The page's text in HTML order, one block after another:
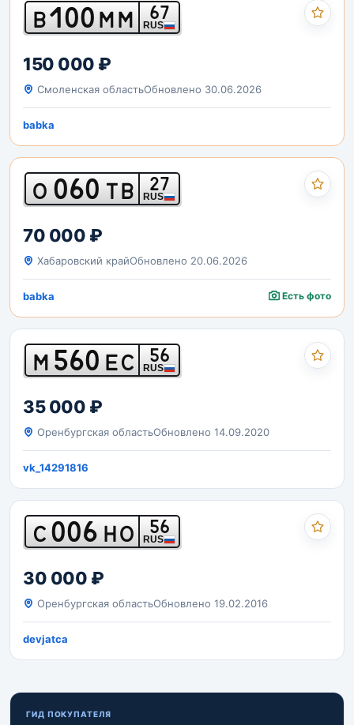
В100ММ 67
RUS
150 000 ₽
Смоленская областьОбновлено 30.06.2026
babka
О 060 ТВ 27
RUS
70 000 ₽
Хабаровский крайОбновлено 20.06.2026
babka Есть фото
М560 ЕС 56
RUS
35 000 ₽
Оренбургская областьОбновлено 14.09.2020
vk_14291816
С006 НО 56
RUS
30 000 ₽
Оренбургская областьОбновлено 19.02.2016
devjatca
ГИД ПОКУПАТЕЛЯ